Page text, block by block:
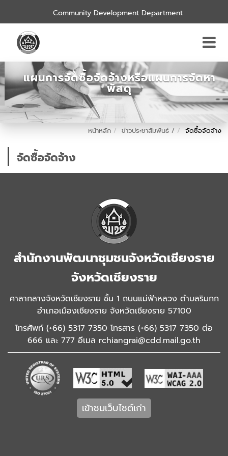
Community Development Department
แผนการจัดซื้อจัดจ้างหรือแผนการจัดหา
พัสดุ
หน้าหลัก ข่าวประชาสัมพันธ์ / จัดซื้อจัดจ้าง
จัดซื้อจัดจ้าง
สำนักงานพัฒนาชุมชนจังหวัดเชียงราย
จังหวัดเชียงราย
ศาลากลางจังหวัดเชียงราย ชั้น 1 ถนนแม่ฟ้าหลวง ตำบลริมกก
อำเภอเมืองเชียงราย จังหวัดเชียงราย 57100
โทรศัพท์ (+66) 5317 7350 โทรสาร (+66) 5317 7350 ต่อ
666 และ 777 อีเมล rchiangrai@cdd.mail.go.th
เข้าชมเว็บไซต์เก่า